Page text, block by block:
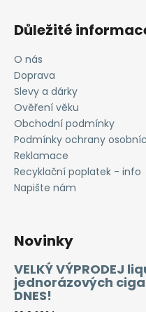
Důležité
O nás
Doprava
Slevy a dárky
Ověření věku
Obchodní podmínky
Podmínky ochrany
Reklamace
Recyklační poplatek - info
Napište nám
Novinky
VELKÝ VÝPRODEJ
jednorázových
DNES!